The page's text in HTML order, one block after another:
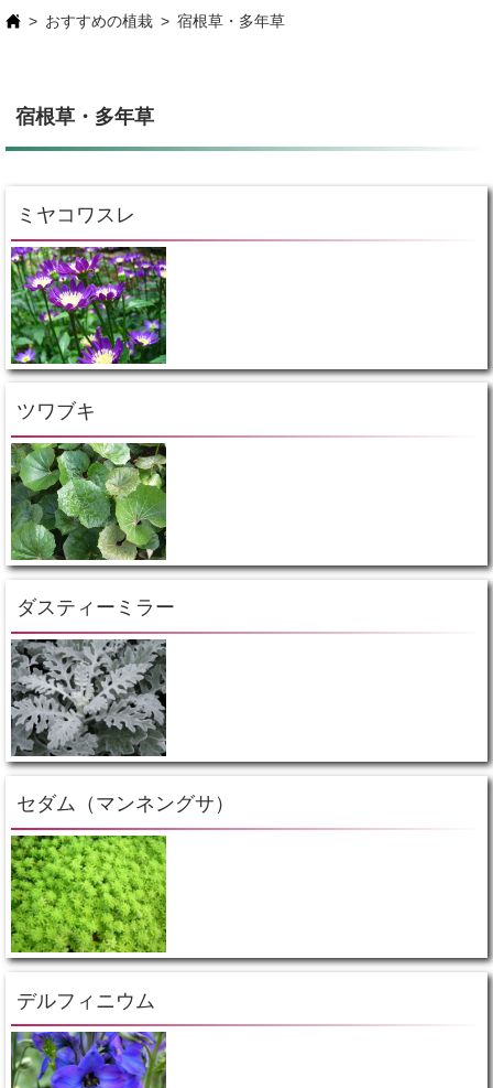
おすすめの植栽 宿根草・多年草
宿根草・多年草
ミヤコワスレ
ツワブキ
ダスティーミラー
セダム（マンネングサ）
デルフィニウム